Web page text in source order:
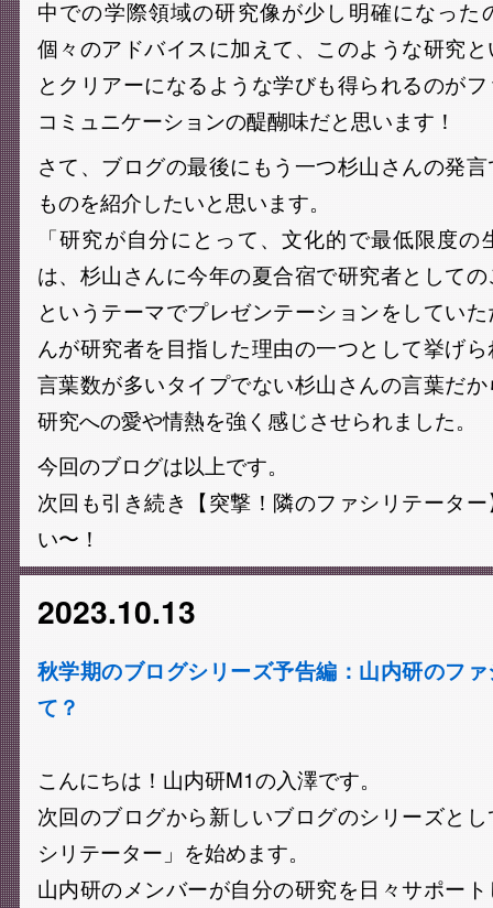
中での学際領域の研究像が少し明確になった
個々のアドバイスに加えて、このような研究
とクリアーになるような学びも得られるのが
コミュニケーションの醍醐味だと思います！
さて、ブログの最後にもう一つ杉山さんの発
ものを紹介したいと思います。
「研究が自分にとって、文化的で最低限度
は、杉山さんに今年の夏合宿で研究者として
というテーマでプレゼンテーションをしてい
んが研究者を目指した理由の一つとして挙げ
言葉数が多いタイプでない杉山さんの言葉だ
研究への愛や情熱を強く感じさせられました。
今回のブログは以上です。
次回も引き続き【突撃！隣のファシリテータ
い〜！
2023.10.13
秋学期のブログシリーズ予告編：山内研のフ
て？
こんにちは！山内研M1の入澤です。
次回のブログから新しいブログのシリーズと
シリテーター」を始めます。
山内研のメンバーが自分の研究を日々サポー